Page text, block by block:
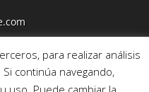
para realizar análisis
continúa navegando,
uso. Puede cambiar la